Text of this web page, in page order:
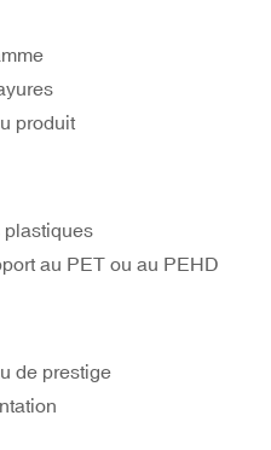
produit
plastiques
au PET ou au PEHD
de prestige